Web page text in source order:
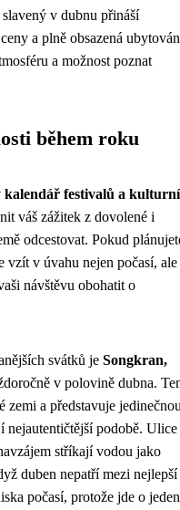
v dubnu přináší
a plně obsazená
a možnost poznat
během roku
festivalů a
váš zážitek z dovolené i
odcestovat. Pokud
vzít v úvahu nejen počasí, ale
návštěvu obohatit o
svátků je Songkran,
v polovině dubna.
a představuje
podobě. Ulice
stříkají vodou jako
duben nepatří mezi nejlepší
počasí, protože jde o